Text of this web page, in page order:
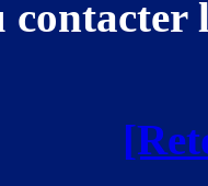
contacter